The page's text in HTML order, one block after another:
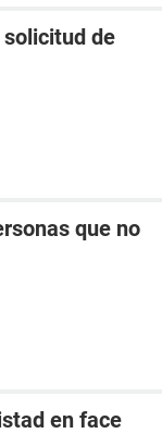
solicitud de
que no
en face